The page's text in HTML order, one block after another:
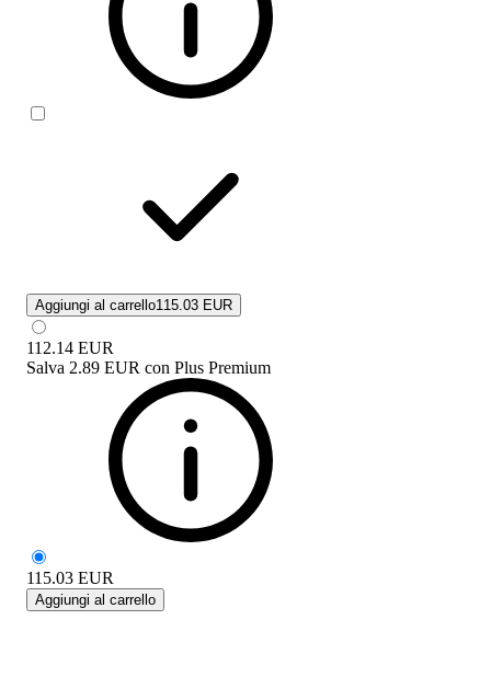
Aggiungi al carrello115.03 EUR
112.14 EUR
Salva 2.89 EUR con Plus Premium
115.03 EUR
Aggiungi al carrello